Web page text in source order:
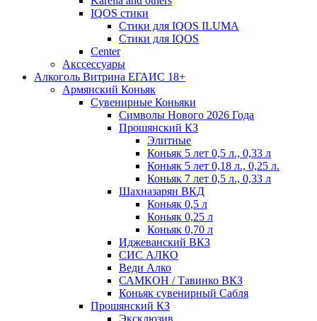
IQOS стики
Стики для IQOS ILUMA
Стики для IQOS
Сenter
Акссессуары
Алкоголь Витрина ЕГАИС 18+
Армянский Коньяк
Сувенирные Коньяки
Символы Нового 2026 Года
Прошянский КЗ
Элитные
Коньяк 5 лет 0,5 л., 0,33 л
Коньяк 5 лет 0,18 л., 0,25 л.
Коньяк 7 лет 0,5 л., 0,33 л
Шахназарян ВКД
Коньяк 0,5 л
Коньяк 0,25 л
Коньяк 0,70 л
Иджеванский ВКЗ
СИС АЛКО
Веди Алко
САМКОН / Тавинко ВКЗ
Коньяк сувенирный Сабля
Прошянский КЗ
Эксклюзив